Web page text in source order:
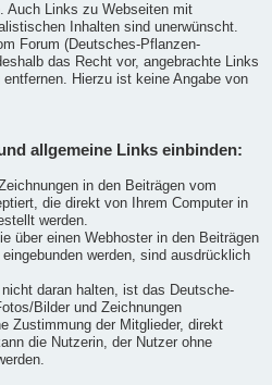
Auch Links zu Webseiten mit
Inhalten sind unerwünscht.
Forum (Deutsches-Pflanzen-
das Recht vor, angebrachte Links
Hierzu ist keine Angabe von
allgemeine Links einbinden:
in den Beiträgen vom
die direkt von Ihrem Computer in
werden.
über einen Webhoster in den Beiträgen
werden, sind ausdrücklich
daran halten, ist das Deutsche-
Bilder und Zeichnungen
Zustimmung der Mitglieder, direkt
die Nutzerin, der Nutzer ohne